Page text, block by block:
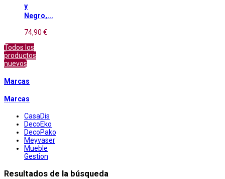
y
Negro,...
74,90 €
Todos los
productos
nuevos
Marcas
Marcas
CasaDis
DecoEko
DecoPako
Meyvaser
Mueble
Gestion
Resultados de la búsqueda